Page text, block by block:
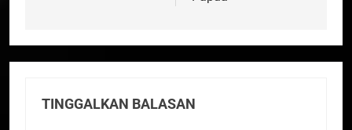
TINGGALKAN BALASAN